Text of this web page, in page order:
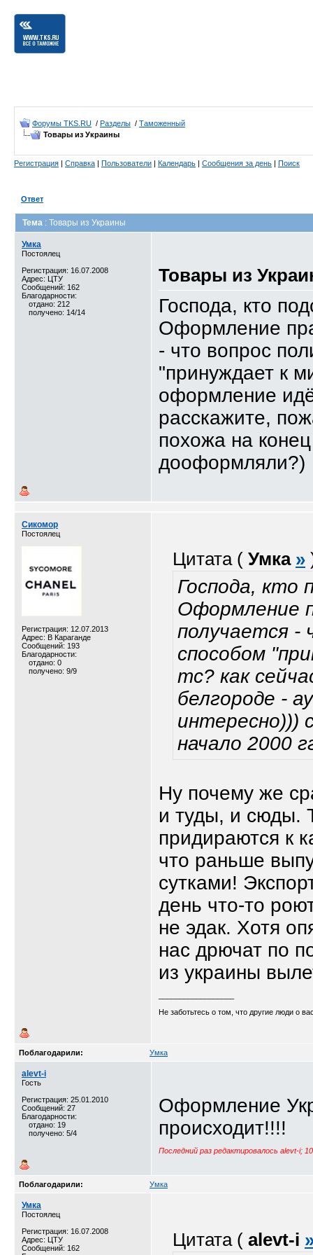
Форумы TKS.RU / Разделы / Таможенный
Товары из Украины
Регистрация | Справка | Пользователи | Календарь | Сообщения за день | Поиск
Ответ
Тема : Товары из Украины
Умка
Постоялец
Регистрация: 16.07.2008
Адрес: ЦТУ
Сообщений: 162
Благодарности:
отдано: 212
получено: 14/14
Товары из
Господа, кто
Оформление
- что вопрос
"принуждает к
оформление
расскажите,
похожа на
дооформляли?)
Сикомор
Постоялец
Регистрация: 12.07.2013
Адрес: В Караганде
Сообщений: 193
Благодарности:
отдано: 0
получено: 9/9
Цитата ( Умка »
Господа, кто
Оформление
получается -
способом
тс? как
белгороде -
интересно)))
начало 2000
Ну почему же
и туды, и сюды.
придираются к
что раньше
сутками!
день что-то
не эдак. Хотя
нас дрючат по
из украины
Не заботьтесь о том, что другие люди о
Поблагодарили: Умка
alevt-i
Гость
Регистрация: 25.01.2010
Сообщений: 27
Благодарности:
отдано: 19
получено: 5/4
Оформление
происходит!!!!
Последний раз редактировалось alevt-i;
Поблагодарили: Умка
Умка
Постоялец
Регистрация: 16.07.2008
Адрес: ЦТУ
Сообщений: 162
Цитата ( alevt-i